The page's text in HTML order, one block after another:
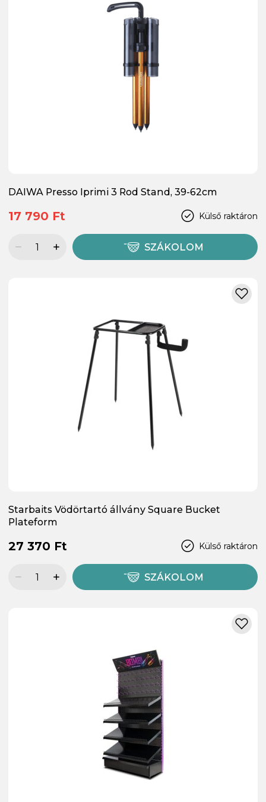
DAIWA Presso Iprimi 3 Rod Stand, 39-62cm
Külső raktáron
17 790 Ft
SZÁKOLOM
Starbaits Vödörtartó állvány Square Bucket
Plateform
Külső raktáron
27 370 Ft
SZÁKOLOM